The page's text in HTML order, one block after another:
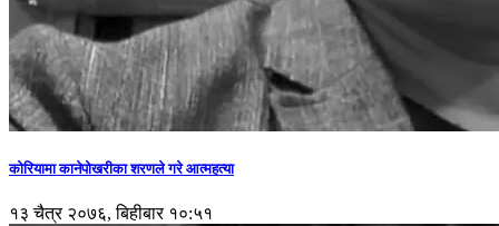
कोरियामा कानेपोखरीका शरणले गरे आत्महत्या
१३ चैत्र २०७६, बिहीबार १०:५१